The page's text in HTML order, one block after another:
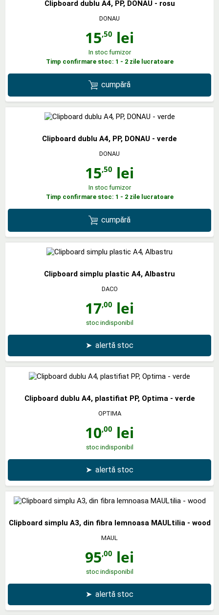
Clipboard dublu A4, PP, DONAU - rosu
DONAU
15,50 lei
In stoc furnizor
Timp confirmare stoc: 1 - 2 zile lucratoare
cumpără
Clipboard dublu A4, PP, DONAU - verde
DONAU
15,50 lei
In stoc furnizor
Timp confirmare stoc: 1 - 2 zile lucratoare
cumpără
Clipboard simplu plastic A4, Albastru
DACO
17,00 lei
stoc indisponibil
➤ alertă stoc
Clipboard dublu A4, plastifiat PP, Optima - verde
OPTIMA
10,00 lei
stoc indisponibil
➤ alertă stoc
Clipboard simplu A3, din fibra lemnoasa MAULtilia - wood
MAUL
95,00 lei
stoc indisponibil
➤ alertă stoc